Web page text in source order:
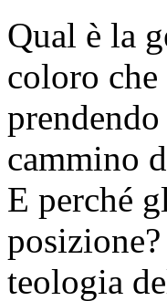
Qual è la
coloro
cammino
E perché
teologia